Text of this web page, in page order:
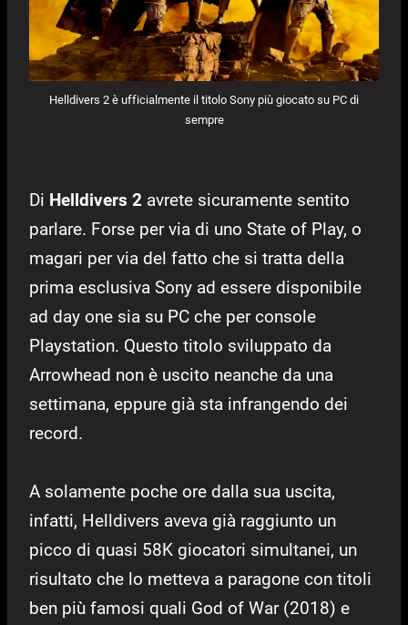
Helldivers 2 è ufficialmente il titolo Sony più giocato su PC di
sempre
Di Helldivers 2 avrete sicuramente sentito
parlare. Forse per via di uno State of Play, o
magari per via del fatto che si tratta della
prima esclusiva Sony ad essere disponibile
ad day one sia su PC che per console
Playstation. Questo titolo sviluppato da
Arrowhead non è uscito neanche da una
settimana, eppure già sta infrangendo dei
record.
A solamente poche ore dalla sua uscita,
infatti, Helldivers aveva già raggiunto un
picco di quasi 58K giocatori simultanei, un
risultato che lo metteva a paragone con titoli
ben più famosi quali God of War (2018) e